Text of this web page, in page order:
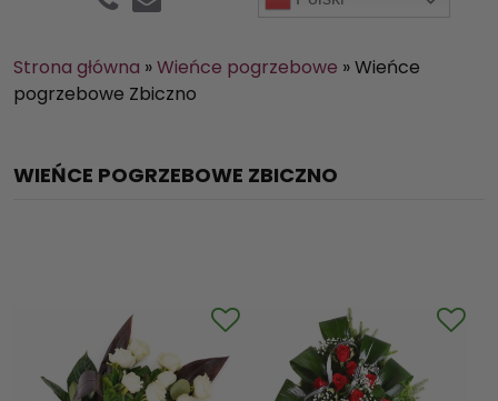
d
u
k
Strona główna »Wieńce pogrzebowe »Wieńce
pogrzebowe Zbiczno
WIEŃCE POGRZEBOWE ZBICZNO